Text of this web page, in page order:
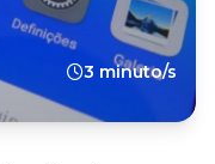
3 minuto/s